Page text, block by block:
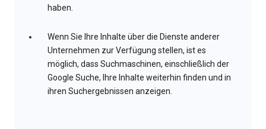
haben.
Wenn Sie Ihre Inhalte über die Dienste anderer
Unternehmen zur Verfügung stellen, ist es
möglich, dass Suchmaschinen, einschließlich der
Google Suche, Ihre Inhalte weiterhin finden und in
ihren Suchergebnissen anzeigen.